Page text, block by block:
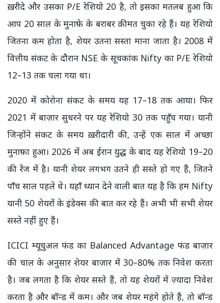
ख़रीदे और उसका P/E रेशियो 20 है, तो इसका मतलब हुआ कि
आप 20 साल के मुनाफ़े के बराबर क़ीमत चुका रहे हैं। यह रेशियो
जितना कम होता है, शेयर उतना सस्ता माना जाता है। 2008 में
वित्तीय संकट के दौरान NSE के सूचकांक Nifty का P/E रेशियो
12–13 तक चला गया था।
2020 में कोरोना संकट के समय यह 17–18 तक आया। फिर
2021 में बाज़ार सुधरने पर यह रेशियो 30 तक पहुँच गया। यानी
जिन्होंने संकट के समय ख़रीदारी की, उन्हें एक साल में अच्छा
मुनाफ़ा हुआ। 2026 में अब ईरान युद्ध के बाद यह रेशियो 19–20
की रेंज में है। यानी शेयर लगभग उतने ही सस्ते हो गए हैं, जितने
पाँच साल पहले थे। यहाँ ध्यान देने वाली बात यह है कि हम Nifty
यानी 50 शेयरों के इंडेक्स की बात कर रहे हैं। अभी भी सभी शेयर
सस्ते नहीं हुए हैं।
ICICI म्यूचुअल फंड का Balanced Advantage फंड बाज़ार
की चाल के अनुसार शेयर बाज़ार में 30–80% तक निवेश करता
है। जब लगता है कि शेयर सस्ते हैं, तो यह शेयरों में ज़्यादा निवेश
करता है और बॉन्ड में कम। और जब शेयर महंगे होते हैं, तो बॉन्ड